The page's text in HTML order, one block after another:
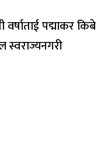
पद्माकर किबे
स्वराज्यनगरी